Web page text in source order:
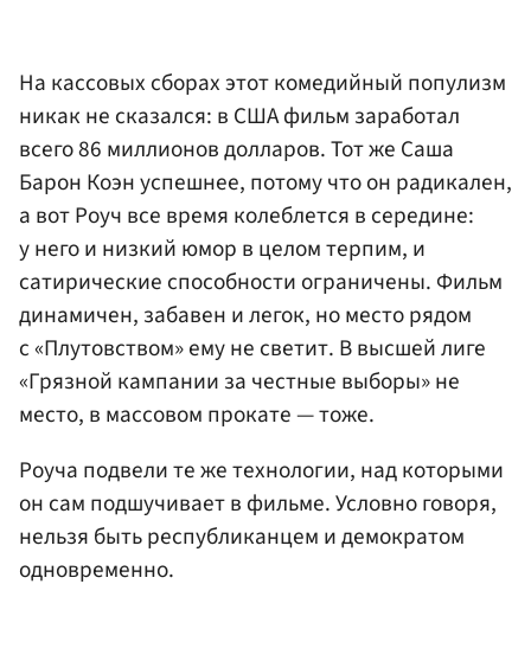
На кассовых сборах этот комедийный популизм
никак не сказался: в США фильм заработал
всего 86 миллионов долларов. Тот же Саша
Барон Коэн успешнее, потому что он радикален,
а вот Роуч все время колеблется в середине:
у него и низкий юмор в целом терпим, и
сатирические способности ограничены. Фильм
динамичен, забавен и легок, но место рядом
с «Плутовством» ему не светит. В высшей лиге
«Грязной кампании за честные выборы» не
место, в массовом прокате — тоже.
Роуча подвели те же технологии, над которыми
он сам подшучивает в фильме. Условно говоря,
нельзя быть республиканцем и демократом
одновременно.